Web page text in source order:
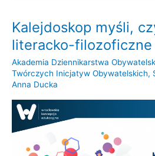
Kalejdoskop myśli,
literacko-filozoficzne
Akademia Dziennikarstwa
Twórczych Inicjatyw Obywatelskich,
Anna Ducka
Kalejdoskop
myśli,
czyli
spotkania
literacko-
filozoficzne